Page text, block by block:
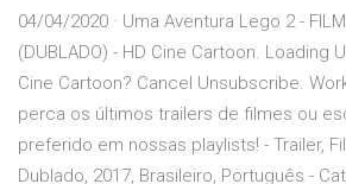
04/04/2020 · Uma Aventura Lego 2 -
(DUBLADO) - HD Cine Cartoon. Loading
Cine Cartoon? Cancel Unsubscribe.
perca os últimos trailers de filmes ou
preferido em nossas playlists! - Trailer,
Dublado, 2017, Brasileiro, Português -